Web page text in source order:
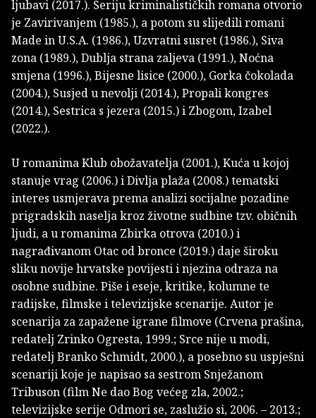
ljubavi (2017.). Seriju kriminalističkih romana otvorio
je Zavirivanjem (1985.), a potom su slijedili romani
Made in U.S.A. (1986.), Uzvratni susret (1986.), Siva
zona (1989.), Dublja strana zaljeva (1991.), Noćna
smjena (1996.), Bijesne lisice (2000.), Gorka čokolada
(2004.), Susjed u nevolji (2014.), Propali kongres
(2014.), Sestrica s jezera (2015.) i Zbogom, Izabel
(2022.).
U romanima Klub obožavatelja (2001.), Kuća u kojoj
stanuje vrag (2006.) i Divlja plaža (2008.) tematski
interes usmjerava prema analizi socijalne pozadine
prigradskih naselja kroz životne sudbine tzv. običnih
ljudi, a u romanima Zbirka otrova (2010.) i
nagrađivanom Otac od bronce (2019.) daje široku
sliku novije hrvatske povijesti i njezina odraza na
osobne sudbine. Piše i eseje, kritike, kolumne te
radijske, filmske i televizijske scenarije. Autor je
scenarija za zapažene igrane filmove (Crvena prašina,
redatelj Zrinko Ogresta, 1999.; Srce nije u modi,
redatelj Branko Schmidt, 2000.), a posebno su uspješni
scenariji koje je napisao sa sestrom Snježanom
Tribuson (film Ne dao Bog većeg zla, 2002.;
televizijske serije Odmori se, zaslužio si, 2006. – 2013.;